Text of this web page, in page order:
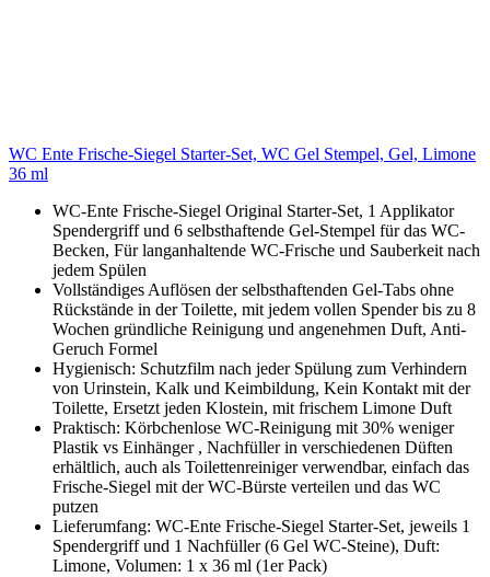
WC Ente Frische-Siegel Starter-Set, WC Gel Stempel, Gel, Limone
36 ml
WC-Ente Frische-Siegel Original Starter-Set, 1 Applikator
Spendergriff und 6 selbsthaftende Gel-Stempel für das WC-
Becken, Für langanhaltende WC-Frische und Sauberkeit nach
jedem Spülen
Vollständiges Auflösen der selbsthaftenden Gel-Tabs ohne
Rückstände in der Toilette, mit jedem vollen Spender bis zu 8
Wochen gründliche Reinigung und angenehmen Duft, Anti-
Geruch Formel
Hygienisch: Schutzfilm nach jeder Spülung zum Verhindern
von Urinstein, Kalk und Keimbildung, Kein Kontakt mit der
Toilette, Ersetzt jeden Klostein, mit frischem Limone Duft
Praktisch: Körbchenlose WC-Reinigung mit 30% weniger
Plastik vs Einhänger , Nachfüller in verschiedenen Düften
erhältlich, auch als Toilettenreiniger verwendbar, einfach das
Frische-Siegel mit der WC-Bürste verteilen und das WC
putzen
Lieferumfang: WC-Ente Frische-Siegel Starter-Set, jeweils 1
Spendergriff und 1 Nachfüller (6 Gel WC-Steine), Duft:
Limone, Volumen: 1 x 36 ml (1er Pack)